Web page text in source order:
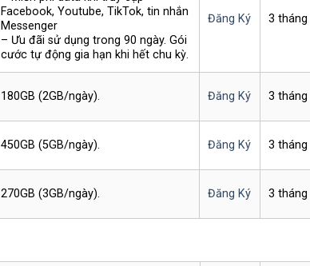
Facebook, Youtube, TikTok, tin nhắn
Messenger
– Ưu đãi sử dụng trong 90 ngày. Gói
cước tự động gia hạn khi hết chu kỳ.
Đăng Ký 3 tháng
180GB (2GB/ngày). Đăng Ký 3 tháng
450GB (5GB/ngày). Đăng Ký 3 tháng
270GB (3GB/ngày). Đăng Ký 3 tháng